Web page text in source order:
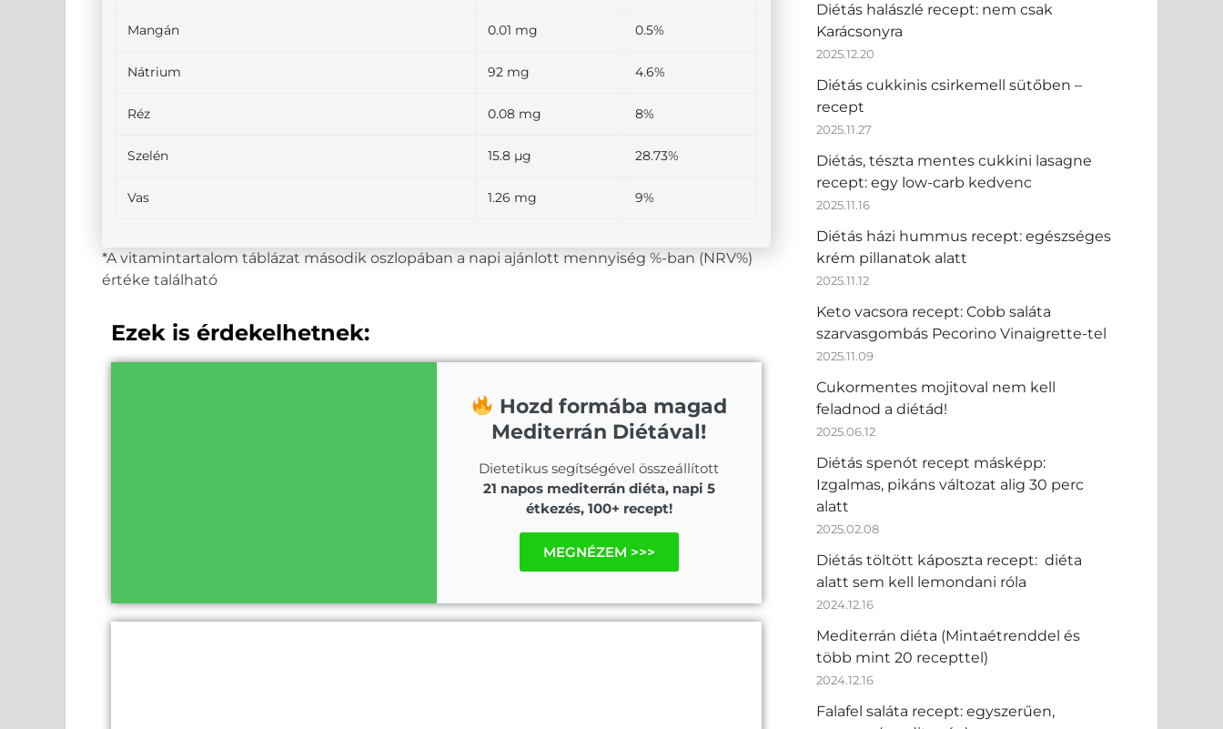
Mangán 0.01 mg 0.5%
Nátrium 92 mg 4.6%
Réz 0.08 mg 8%
Szelén 15.8 µg 28.73%
Vas 1.26 mg 9%
*A vitamintartalom táblázat második oszlopában a napi ajánlott mennyiség %-ban (NRV%)
értéke található
Ezek is érdekelhetnek:
Hozd formába magad
Mediterrán Diétával!
Dietetikus segítségével összeállított
21 napos mediterrán diéta, napi 5
étkezés, 100+ recept!
MEGNÉZEM >>>
Diétás halászlé recept: nem csak
Karácsonyra
2025.12.20
Diétás cukkinis csirkemell sütőben –
recept
2025.11.27
Diétás, tészta mentes cukkini lasagne
recept: egy low-carb kedvenc
2025.11.16
Diétás házi hummus recept: egészséges
krém pillanatok alatt
2025.11.12
Keto vacsora recept: Cobb saláta
szarvasgombás Pecorino Vinaigrette-tel
2025.11.09
Cukormentes mojitoval nem kell
feladnod a diétád!
2025.06.12
Diétás spenót recept másképp:
Izgalmas, pikáns változat alig 30 perc
alatt
2025.02.08
Diétás töltött káposzta recept: diéta
alatt sem kell lemondani róla
2024.12.16
Mediterrán diéta (Mintaétrenddel és
több mint 20 recepttel)
2024.12.16
Falafel saláta recept: egyszerűen,